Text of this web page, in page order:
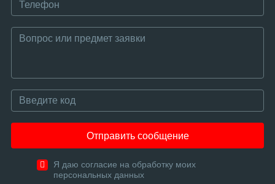
Отправить сообщение
Я даю согласие на обработку моих
персональных данных